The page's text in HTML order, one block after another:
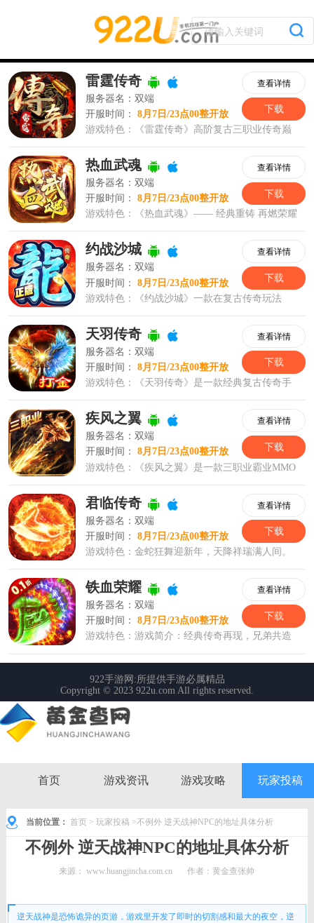
首页 游戏资讯 游戏攻略 玩家投稿
当前位置： 首页 > 玩家投稿 >不例外 逆天战神NPC的地址具体分析
不例外 逆天战神NPC的地址具体分析
来源：www.huangjincha.com.cn 作者：黄金查张帅
逆天战神是恐怖诡异的页游，游戏里开发了即时的切割感和最大的夜空，逆